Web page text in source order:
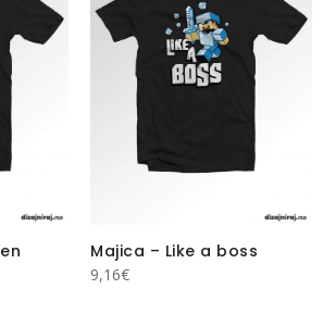
Majica – Like a boss
9,16€